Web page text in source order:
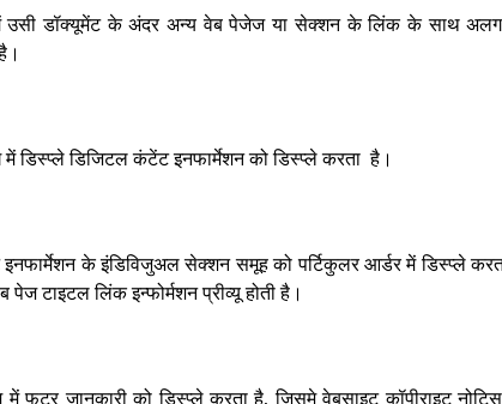
उसी डॉक्यूमेंट के अंदर अन्य वेब पेजेज या सेक्शन के लिंक के साथ
डिस्प्ले डिजिटल कंटेंट इनफार्मेशन को डिस्प्ले करता है।
के इंडिविजुअल सेक्शन समूह को पर्टिकुलर आर्डर में डिस्प्ले
टाइटल लिंक इन्फोर्मशन प्रीव्यू होती है।
फुटर जानकारी को डिस्प्ले करता है, जिसमे वेबसाइट कॉपीराइट